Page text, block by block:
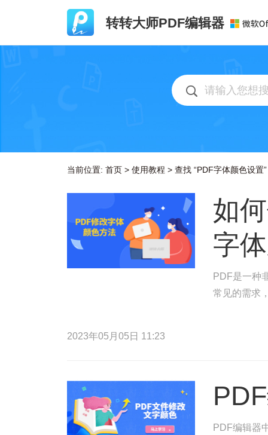
转转大师PDF编辑器
当前位置: 首页 > 使用教程 > 查找 “PDF字体颜色设置”
如
字
PDF是一种
常见的需求
2023年05月05日 11:23
PDF编辑器